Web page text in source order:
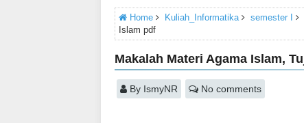
Home Kuliah_Informatika semester I
Islam pdf
Makalah Materi Agama Islam,
By IsmyNR No comments